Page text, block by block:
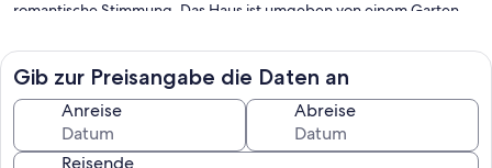
romantische Stimmung. Das Haus ist umgeben von einem Garten,
Naturteich mit seinem Wasserlauf ein belebendes Element.
Eine Sitzecke am Teich sowie eine Feuerstelle bieten einen weiteren
Platz zum Abschalten. Für kühle Tage haben wir eine Sauna in der
Wohnung als besonderes Schnäppchen für unsere Gäste zu bieten.
Ein Pkw-Stellplatz ist vorhanden.
Der ca. 200 m entfernte Wald und ganz nah gelegene
Gib zur Preisangabe die Daten an
Anreise Abreise
Reisende